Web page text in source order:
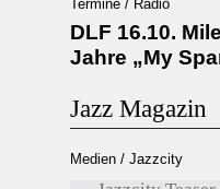
DLF 16.10.
Jahre „My
Termine / Radio
Jazz Magazin
Medien / Jazzcity